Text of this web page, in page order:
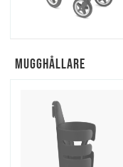
Mugghållare